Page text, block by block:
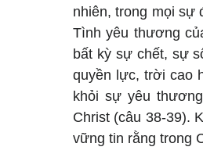
nhiên, trong mọi sự
Tình yêu thương
bất kỳ sự chết, sự
quyền lực, trời cao
khỏi sự yêu
Christ (câu 38-39).
vững tin rằng trong